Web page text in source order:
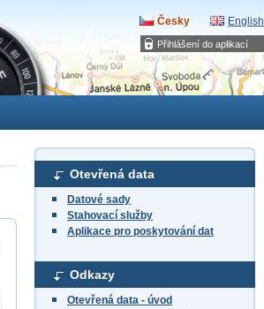
Přihlášení do aplikací
Česky English
Otevřená data
Datové sady
Stahovací služby
Aplikace pro poskytování dat
Odkazy
Otevřená data - úvod